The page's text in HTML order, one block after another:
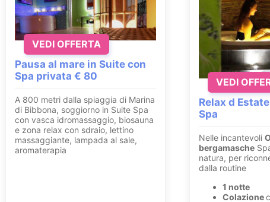
Pausa al mare in Suite con
Spa privata € 80
A 800 metri dalla spiaggia di Marina
di Bibbona, soggiorno in Suite Spa
con vasca idromassaggio, biosauna
e zona relax con sdraio, lettino
massaggiante, lampada al sale,
aromaterapia
VEDI OFFERTA
Relax d
Spa
Nelle incantevoli
bergamasche
natura, per
dalla routine
1 notte
Colazione
VEDI